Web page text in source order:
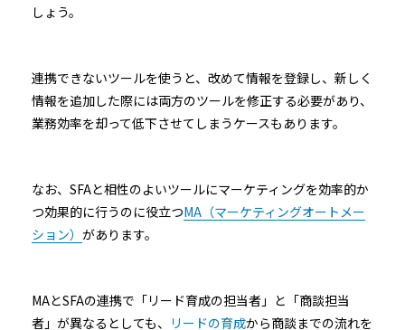
しょう。
連携できないツールを使うと、改めて情報を登録し、新しく
情報を追加した際には両方のツールを修正する必要があり、
業務効率を却って低下させてしまうケースもあります。
なお、SFAと相性のよいツールにマーケティングを効率的か
つ効果的に行うのに役立つMA（マーケティングオートメー
ション） があります。
MAとSFAの連携で「リード育成の担当者」と「商談担当
者」が異なるとしても、 リードの育成から商談までの流れを